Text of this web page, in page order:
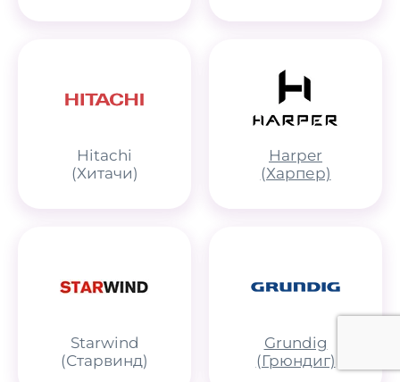
Hitachi
(Хитачи)
Harper
(Харпер)
Starwind
(Старвинд)
Grundig
(Грюндиг)